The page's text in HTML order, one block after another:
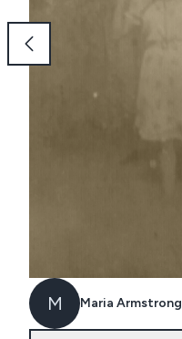
M Maria Armstrong